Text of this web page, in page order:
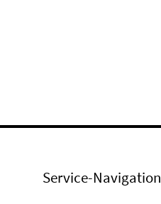
Service-Navigation